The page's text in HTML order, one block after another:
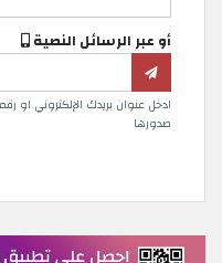
أو عبر الرسائل النصية
ادخل عنوان بريدك الإلكتروني او
صدورها